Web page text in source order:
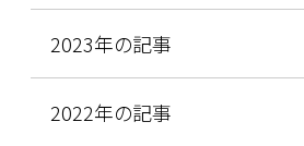
2023年の記事
2022年の記事